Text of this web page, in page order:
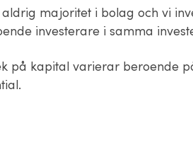
aldrig majoritet i bolag och vi
investerare i samma
på kapital varierar beroende